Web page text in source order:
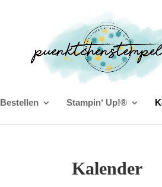
Bestellen Stampin‘ Up!®
Kalender